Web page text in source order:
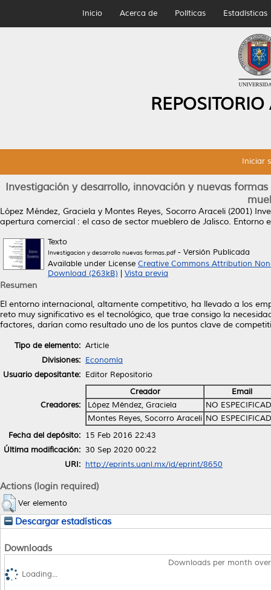
Inicio Acerca de Políticas Estadísticas
Iniciar
Investigación y desarrollo, innovación y nuevas
López Méndez, Graciela y Montes Reyes, Socorro Araceli (2001)
apertura comercial : el caso de sector mueblero de Jalisco. Entorno
Texto
Investigacion y desarrollo nuevas formas.pdf- Versión Publicada
Available under License Creative Commons Attribution
Download (263kB)
Vista previa
Resumen
El entorno internacional, altamente competitivo, ha llevado a los
reto muy significativo es el tecnológico, que trae consigo la
factores, darían como resultado uno de los puntos clave de
Tipo de elemento: Article
Divisiones: Economía
Usuario depositante: Editor Repositorio
Creadores:
Creador
Email
López Méndez, Graciela
NO
Montes Reyes, Socorro Araceli NO
Fecha del depósito: 15 Feb 2016 22:43
Última modificación: 30 Sep 2020 00:22
URI: http://eprints.uanl.mx/id/eprint/8650
Actions (login required)
Ver elemento
Descargar estadísticas
Downloads
Downloads per month
Loading...